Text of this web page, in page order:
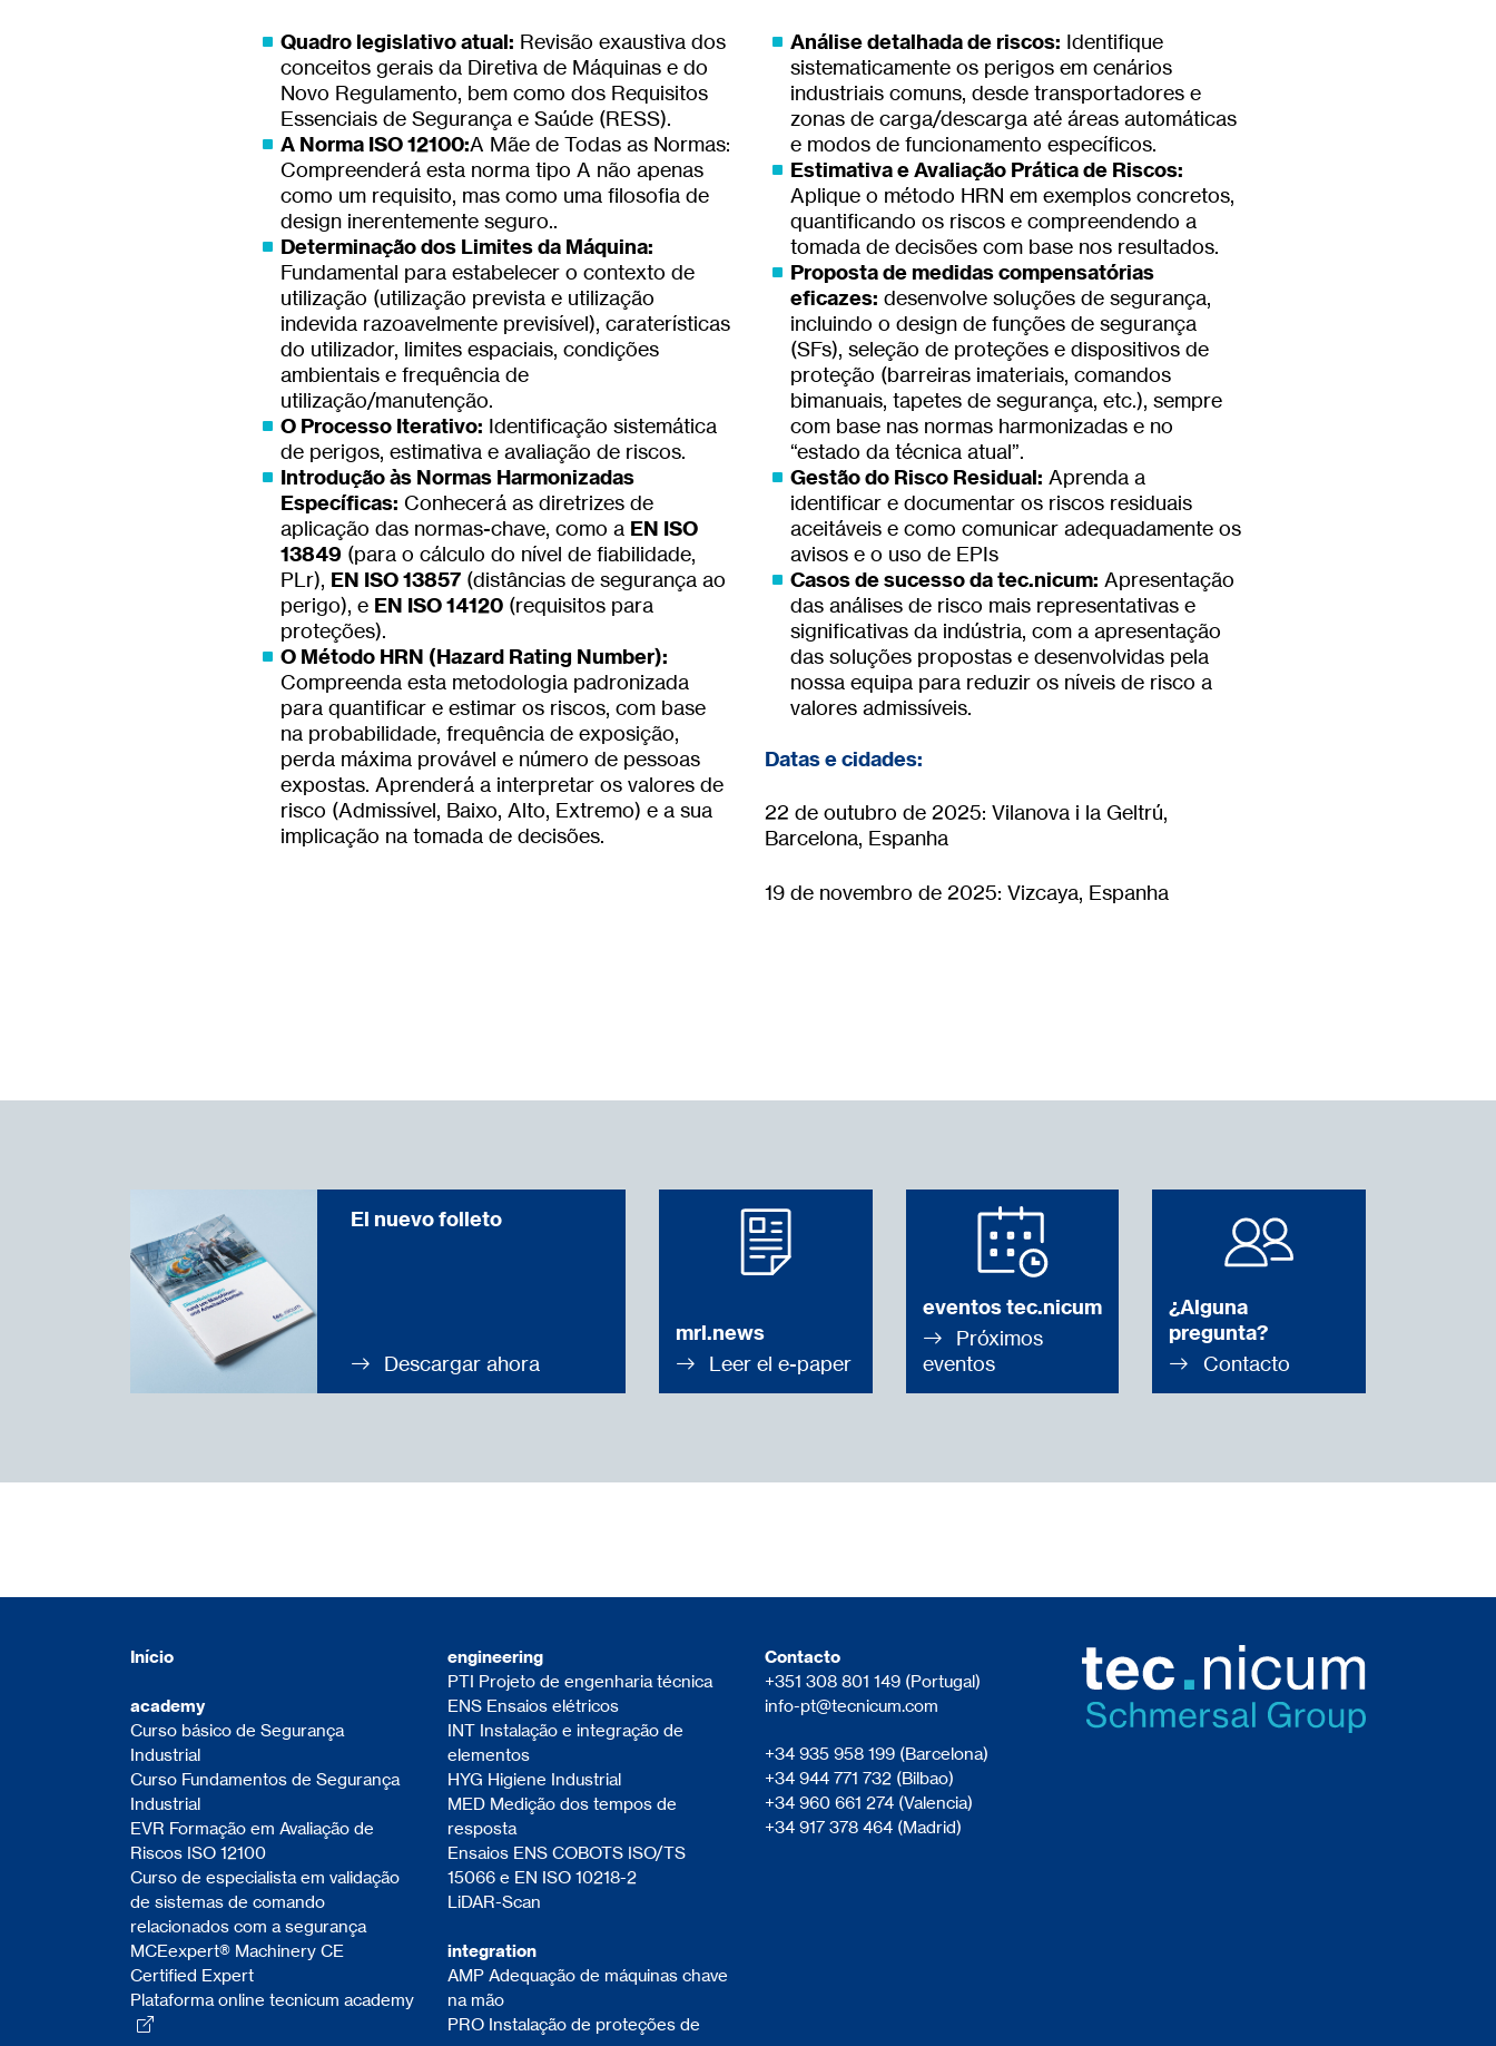
Quadro legislativo atual: Revisão exaustiva dos
conceitos gerais da Diretiva de Máquinas e do
Novo Regulamento, bem como dos Requisitos
Essenciais de Segurança e Saúde (RESS).
A Norma ISO 12100:A Mãe de Todas as Normas:
Compreenderá esta norma tipo A não apenas
como um requisito, mas como uma filosofia de
design inerentemente seguro..
Determinação dos Limites da Máquina:
Fundamental para estabelecer o contexto de
utilização (utilização prevista e utilização
indevida razoavelmente previsível), caraterísticas
do utilizador, limites espaciais, condições
ambientais e frequência de
utilização/manutenção.
O Processo Iterativo: Identificação sistemática
de perigos, estimativa e avaliação de riscos.
Introdução às Normas Harmonizadas
Específicas: Conhecerá as diretrizes de
aplicação das normas-chave, como a EN ISO
13849 (para o cálculo do nível de fiabilidade,
PLr), EN ISO 13857(distâncias de segurança ao
perigo), e EN ISO 14120(requisitos para
proteções).
O Método HRN (Hazard Rating Number):
Compreenda esta metodologia padronizada
para quantificar e estimar os riscos, com base
na probabilidade, frequência de exposição,
perda máxima provável e número de pessoas
expostas. Aprenderá a interpretar os valores de
risco (Admissível, Baixo, Alto, Extremo) e a sua
implicação na tomada de decisões.
Análise detalhada de riscos: Identifique
sistematicamente os perigos em cenários
industriais comuns, desde transportadores e
zonas de carga/descarga até áreas automáticas
e modos de funcionamento específicos.
Estimativa e Avaliação Prática de Riscos:
Aplique o método HRN em exemplos concretos,
quantificando os riscos e compreendendo a
tomada de decisões com base nos resultados.
Proposta de medidas compensatórias
eficazes: desenvolve soluções de segurança,
incluindo o design de funções de segurança
(SFs), seleção de proteções e dispositivos de
proteção (barreiras imateriais, comandos
bimanuais, tapetes de segurança, etc.), sempre
com base nas normas harmonizadas e no
“estado da técnica atual”.
Gestão do Risco Residual: Aprenda a
identificar e documentar os riscos residuais
aceitáveis e como comunicar adequadamente os
avisos e o uso de EPIs
Casos de sucesso da tec.nicum: Apresentação
das análises de risco mais representativas e
significativas da indústria, com a apresentação
das soluções propostas e desenvolvidas pela
nossa equipa para reduzir os níveis de risco a
valores admissíveis.
Datas e cidades:
22 de outubro de 2025: Vilanova i la Geltrú,
Barcelona, Espanha
19 de novembro de 2025: Vizcaya, Espanha
El nuevo folleto
Descargar ahora
mrl.news
Leer el e-paper
eventos tec.nicum
Próximos
eventos
¿Alguna
pregunta?
Contacto
Início
academy
Curso básico de Segurança
Industrial
Curso Fundamentos de Segurança
Industrial
EVR Formação em Avaliação de
Riscos ISO 12100
Curso de especialista em validação
de sistemas de comando
relacionados com a segurança
MCEexpert® Machinery CE
Certified Expert
Plataforma online tecnicum academy
engineering
PTI Projeto de engenharia técnica
ENS Ensaios elétricos
INT Instalação e integração de
elementos
HYG Higiene Industrial
MED Medição dos tempos de
resposta
Ensaios ENS COBOTS ISO/TS
15066 e EN ISO 10218-2
LiDAR-Scan
integration
AMP Adequação de máquinas chave
na mão
PRO Instalação de proteções de
Contacto
+351 308 801 149 (Portugal)
info-pt@tecnicum.com
+34 935 958 199 (Barcelona)
+34 944 771 732 (Bilbao)
+34 960 661 274 (Valencia)
+34 917 378 464 (Madrid)